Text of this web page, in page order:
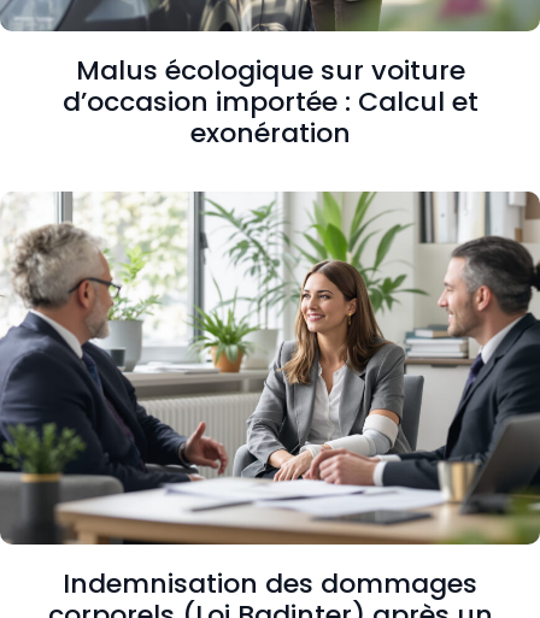
Malus écologique sur voiture
d’occasion importée : Calcul et
exonération
Indemnisation des dommages